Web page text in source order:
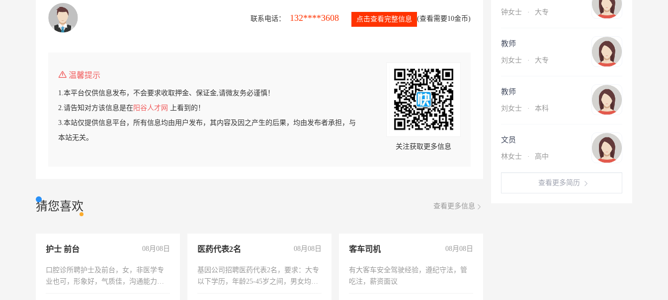
联系电话： 132****3608 点击查看完整信息 (查看需要10金币)
温馨提示
1.本平台仅供信息发布，不会要求收取押金、保证金,请微友务必谨慎！
2.请告知对方该信息是在阳谷人才网
上看到的！
3.本站仅提供信息平台，所有信息均由用户发布，其内容及因之产生的后果，均由发布者承担，与
本站无关。
关注获取更多信息
猜您喜欢 查看更多信息
护士 前台 08月08日
口腔诊所聘护士及前台，女，非医学专
业也可，形象好，气质佳，沟通能力
医药代表2名 08月08日
基因公司招聘医药代表2名，要求：大专
以下学历，年龄25-45岁之间，男女均
客车司机 08月08日
有大客车安全驾驶经验，遵纪守法，管
吃注，薪资面议
钟女士 · 大专
教师
刘女士 · 大专
教师
刘女士 · 本科
文员
林女士 · 高中
查看更多简历